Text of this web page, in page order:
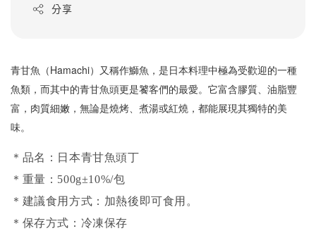
分享
青甘魚（Hamachi）又稱作鰤魚，是日本料理中極為受歡迎的一種
魚類，而其中的青甘魚頭更是饕客們的最愛。它富含膠質、油脂豐
富，肉質細嫩，無論是燒烤、煮湯或紅燒，都能展現其獨特的美
味。
＊品名：日本青甘魚頭丁
＊重量：500g±10%/包
＊建議食用方式：加熱後即可食用。
＊保存方式：冷凍保存